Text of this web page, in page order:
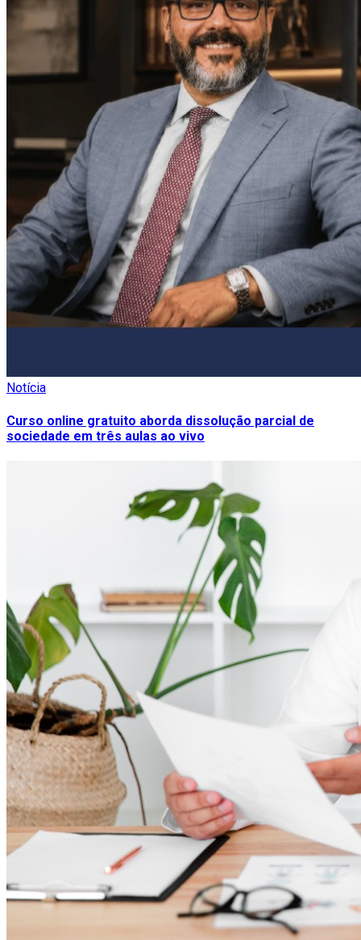
Notícia
Curso online gratuito aborda dissolução parcial de
sociedade em três aulas ao vivo